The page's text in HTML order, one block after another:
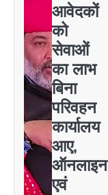
आवेदकों
को
सेवाओं
का लाभ
बिना
परिवहन
कार्यालय
आए,
ऑनलाइन
एवं